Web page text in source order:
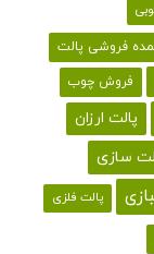
فروشی پالت
فروش چوب
پالت ارزان
سازی
پالت فلزی